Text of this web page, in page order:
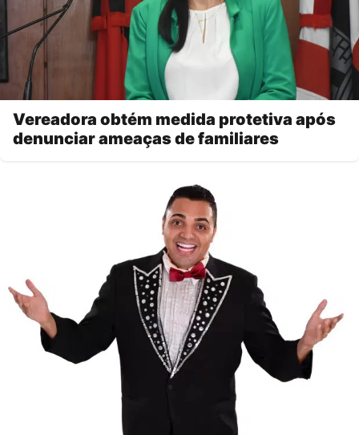
Vereadora obtém medida protetiva após
denunciar ameaças de familiares